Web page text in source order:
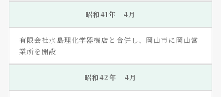
昭和41年 4月
有限会社水島理化学器機店と合併し、岡山市に岡山営
業所を開設
昭和42年 4月